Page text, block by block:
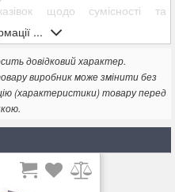
щодо сумісності та
для швидкої заміни
/ 2600 (арт. № 6907xxx,
високоякісному виконанню з
для фіксації та регулювання
пилок та фрез з
...
довідковий характер.
виробник може змінити без
(характеристики) товару перед